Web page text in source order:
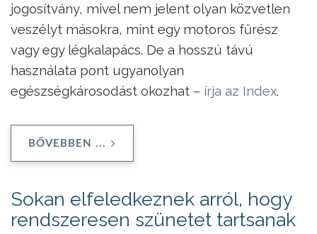
jogosítvány, mivel nem jelent olyan közvetlen
veszélyt másokra, mint egy motoros fűrész
vagy egy légkalapács. De a hosszú távú
használata pont ugyanolyan
egészségkárosodást okozhat – írja az Index.
BŐVEBBEN ...
Sokan elfeledkeznek arról, hogy
rendszeresen szünetet tartsanak